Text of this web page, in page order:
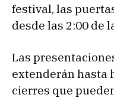
festival, las
desde las 2:00 de
Las
extenderán hasta
cierres que